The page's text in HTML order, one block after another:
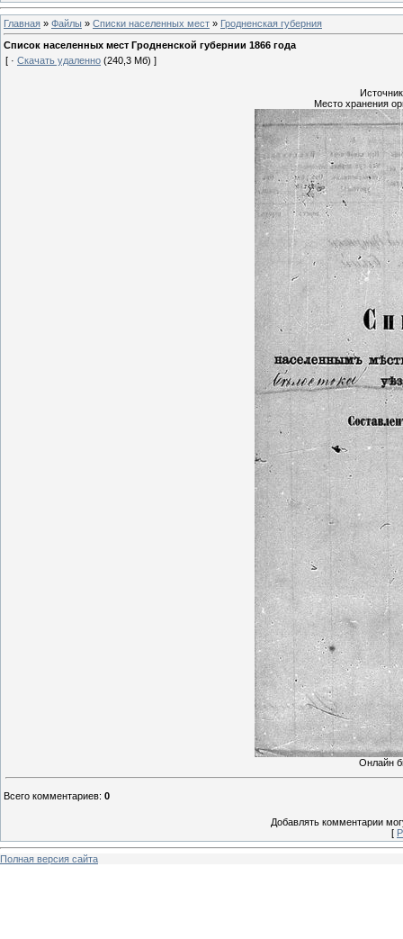
Главная » Файлы » Списки населенных мест » Гродненская губерния
Список населенных мест Гродненской губернии 1866 года
[ · Скачать удаленно (240,3 Мб) ]
Место хранения
Онлайн
Всего комментариев: 0
Добавлять комментарии
[
Полная версия сайта